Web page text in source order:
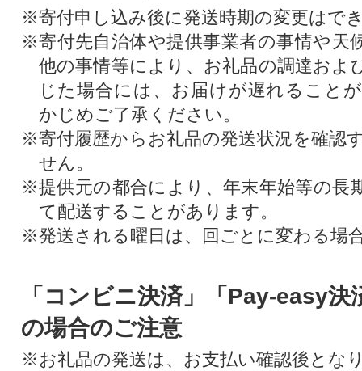
※寄付申し込み後に発送時期の変更はで
※寄付先自治体や提供事業者の事情や天
他の事情等により、お礼品の調達およ
じた場合には、お届けが遅れること
かじめご了承ください。
※寄付履歴からお礼品の発送状況を確認
せん。
※提供元の都合により、年末年始等の長
て配送することがあります。
※発送される曜日は、回ごとに変わる場
「コンビニ決済」「Pay-easy決
の場合のご注意
※お礼品の発送は、お支払い確認後とな